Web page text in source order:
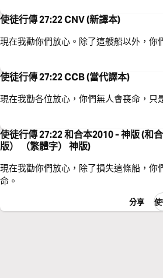
使徒行傳 27:22 CNV (新譯本)
現在我勸你們放心。除了這艘船以外，你
使徒行傳 27:22 CCB (當代譯本)
現在我勸各位放心，你們無人會喪命，只
使徒行傳 27:22 和合本2010 - 神版 (和
版） （繁體字） 神版)
現在我勸你們放心，除了損失這條船，你
命。
分享